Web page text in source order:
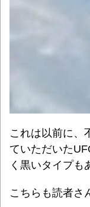
これは以前に、
ていただいた
く黒いタイプも
こちらも読者さ